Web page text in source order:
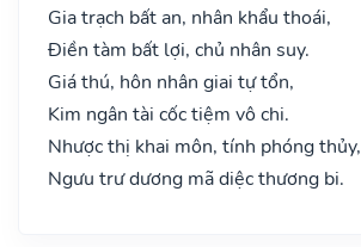
Gia trạch bất an, nhân khẩu thoái,
Điền tàm bất lợi, chủ nhân suy.
Giá thú, hôn nhân giai tự tổn,
Kim ngân tài cốc tiệm vô chi.
Nhược thị khai môn, tính phóng thủy,
Ngưu trư dương mã diệc thương bi.